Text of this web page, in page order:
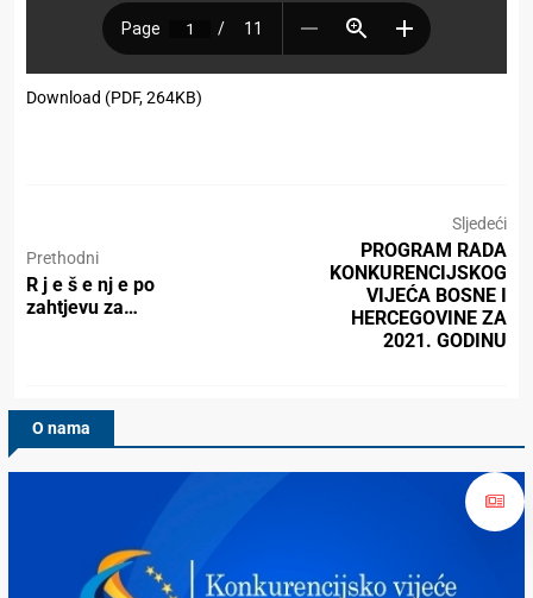
Download (PDF, 264KB)
Prethodni
R j e š e nj e pо
zahtjevu za…
Sljedeći
PROGRAM RADA
KONKURENCIJSKOG
VIJEĆA BOSNE I
HERCEGOVINE ZA
2021. GODINU
O nama